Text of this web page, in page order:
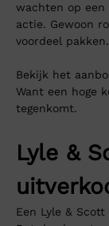
wachten op een
actie. Gewoon
voordeel pakken.
Bekijk het
Want een hoge
tegenkomt.
Lyle &
Een Lyle &